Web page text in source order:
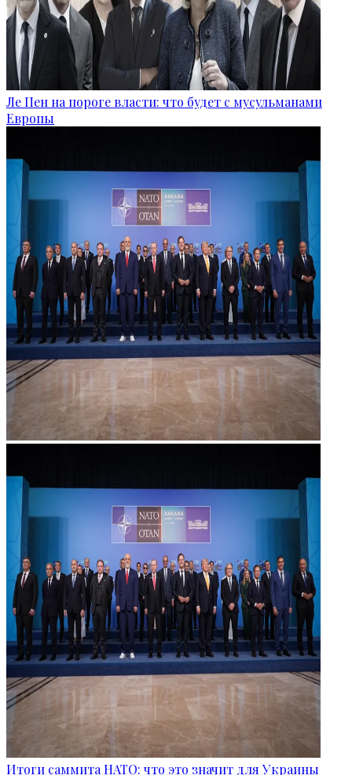
Ле Пен на пороге власти: что будет с мусульманами
Европы
Итоги саммита НАТО: что это значит для Украины